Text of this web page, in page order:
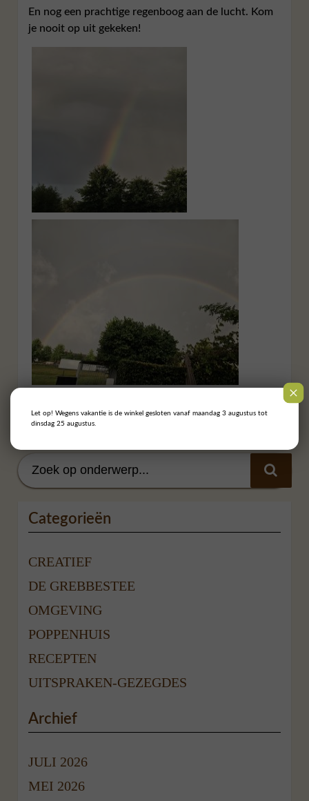
En nog een prachtige regenboog aan de lucht. Kom
je nooit op uit gekeken!
Categorieën
CREATIEF
DE GREBBESTEE
OMGEVING
POPPENHUIS
RECEPTEN
UITSPRAKEN-GEZEGDES
Archief
JULI 2026
MEI 2026
Let op! Wegens vakantie is de winkel gesloten vanaf maandag 3 augustus tot
dinsdag 25 augustus.